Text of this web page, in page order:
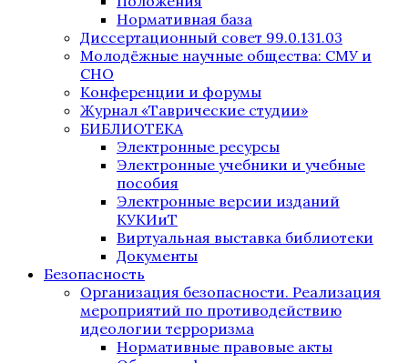
Нормативная база
Диссертационный совет 99.0.131.03
Молодёжные научные общества: СМУ и
СНО
Конференции и форумы
Журнал «Таврические студии»
БИБЛИОТЕКА
Электронные ресурсы
Электронные учебники и учебные
пособия
Электронные версии изданий
КУКИиТ
Виртуальная выставка библиотеки
Документы
Безопасность
Организация безопасности. Реализация
мероприятий по противодействию
идеологии терроризма
Нормативные правовые акты